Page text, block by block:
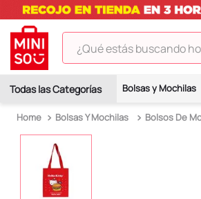
¿Qué estás buscando hoy?
Bolsas y Mochilas
Bolsas Y Mochilas Bolsos De
2.
hello